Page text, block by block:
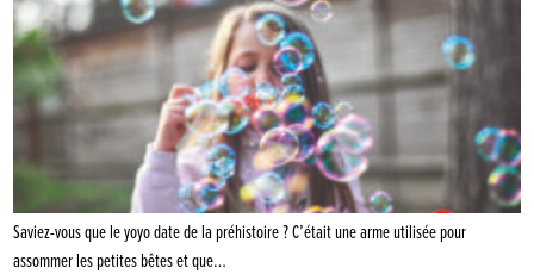
Saviez-vous que le yoyo date de la préhistoire ? C’était une arme utilisée pour
assommer les petites bêtes et que…